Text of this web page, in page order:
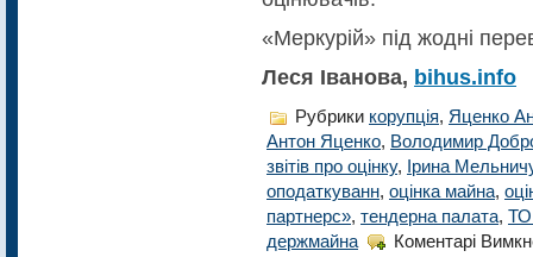
«Меркурій» під жодні
Леся Іванова, bihus.info
Рубрики корупція, Яценко
Антон Яценко, Володимир
звітів про оцінку,
Ірина
оподаткуванн, оцінка майна,
партнерс», тендерна палата,
держмайна
Коментарі